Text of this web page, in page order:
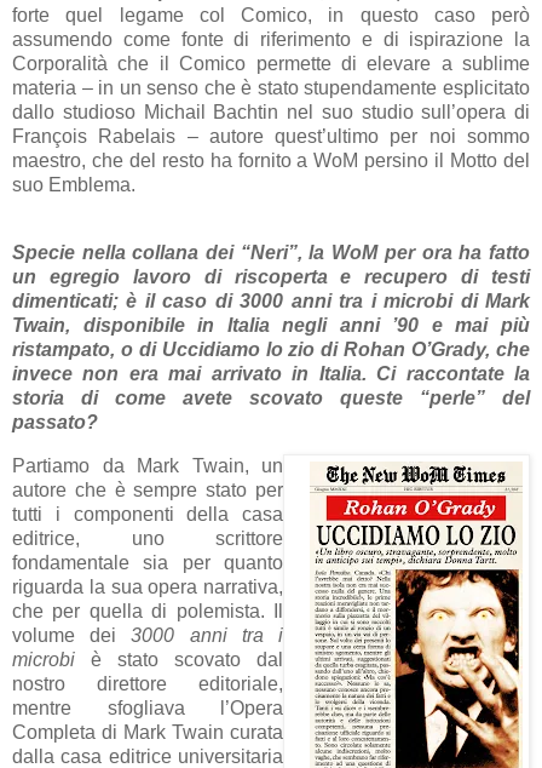
forte quel legame col Comico, in questo caso però
assumendo come fonte di riferimento e di ispirazione la
Corporalità che il Comico permette di elevare a sublime
materia – in un senso che è stato stupendamente esplicitato
dallo studioso Michail Bachtin nel suo studio sull’opera di
François Rabelais – autore quest’ultimo per noi sommo
maestro, che del resto ha fornito a WoM persino il Motto del
suo Emblema.
Specie nella collana dei “Neri”, la WoM per ora ha fatto
un egregio lavoro di riscoperta e recupero di testi
dimenticati; è il caso di 3000 anni tra i microbi di Mark
Twain, disponibile in Italia negli anni ’90 e mai più
ristampato, o di Uccidiamo lo zio di Rohan O’Grady, che
invece non era mai arrivato in Italia. Ci raccontate la
storia di come avete scovato queste “perle” del
passato?
Partiamo da Mark Twain, un
autore che è sempre stato per
tutti i componenti della casa
editrice, uno scrittore
fondamentale sia per quanto
riguarda la sua opera narrativa,
che per quella di polemista. Il
volume dei3000 anni tra i
microbi è stato scovato dal
nostro direttore editoriale,
mentre sfogliava l’Opera
Completa di Mark Twain curata
dalla casa editrice universitaria